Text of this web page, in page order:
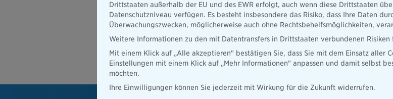
Beratersuche
PLZ oder Ort
Berater finden
Drittstaaten außerhalb der EU und des EWR erfolgt, auch wenn diese Drittstaaten
Datenschutzniveau verfügen. Es besteht insbesondere das Risiko, dass Ihre Daten
Überwachungszwecken, möglicherweise auch ohne Rechtsbehelfsmöglichkeiten,
Weitere Informationen zu den mit Datentransfers in Drittstaaten verbundenen Risiken
Mit einem Klick auf „Alle akzeptieren" bestätigen Sie, dass Sie mit dem Einsatz aller
Einstellungen mit einem Klick auf „Mehr Informationen" anpassen und damit selbst
möchten.
Ihre Einwilligungen können Sie jederzeit mit Wirkung für die Zukunft widerrufen.